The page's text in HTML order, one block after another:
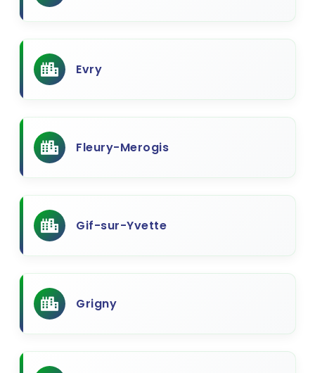
Evry
Fleury-Merogis
Gif-sur-Yvette
Grigny